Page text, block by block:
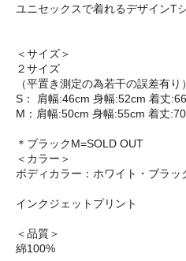
ユニセックスで着れるデザインTシ
＜サイズ＞
２サイズ
（平置き測定の為若干の誤差有り）
S： 肩幅:46cm 身幅:52cm 着丈
M：肩幅:50cm 身幅:55cm 着丈
＊ブラックM=SOLD OUT
＜カラー＞
ボディカラー：ホワイト・ブラッ
インクジェットプリント
＜品質＞
綿100%